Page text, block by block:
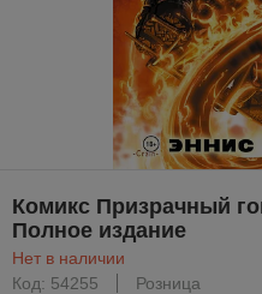
Комикс Призрачный
Полное издание
Нет в наличии
Код: 54255
Розница